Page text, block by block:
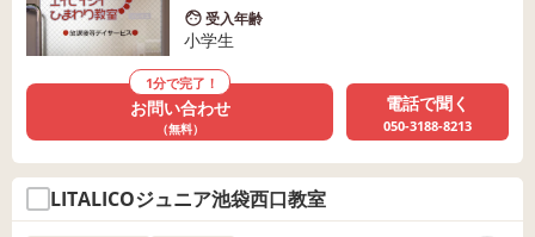
受入年齢
小学生
1分で完了！
お問い合わせ
（無料）
電話で聞く
050-3188-8213
LITALICOジュニア池袋西口教室